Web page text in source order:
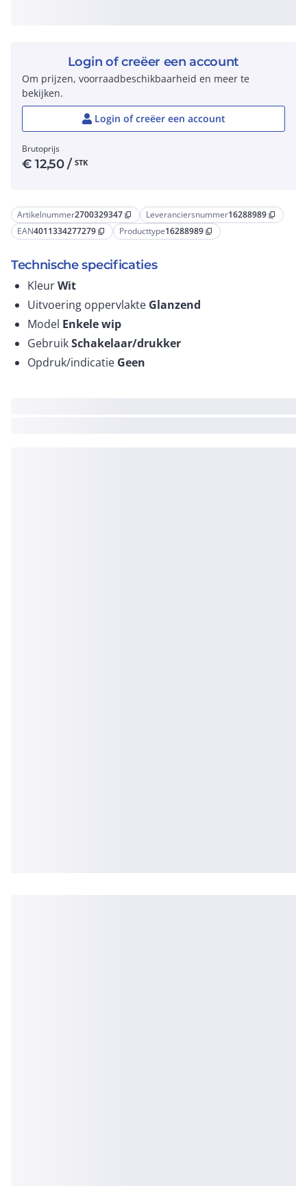
Artikelnummer2700329347 content_copy Leveranciersnummer16288989 content_copy
EAN4011334277279 content_copy Producttype16288989 content_copy
Technische specificaties
KleurWit
Uitvoering oppervlakte Glanzend
Model Enkele wip
GebruikSchakelaar/drukker
Opdruk/indicatie Geen
Login of creëer een account
Om prijzen, voorraadbeschikbaarheid en meer te
bekijken.
Login of creëer een account
Brutoprijs
€12,50/ STK